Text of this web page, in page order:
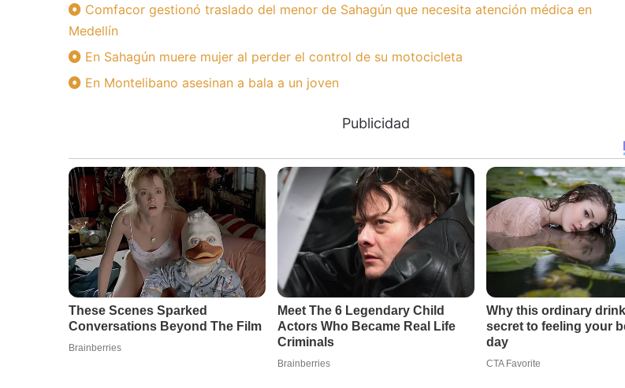
Comfacor gestionó traslado del menor de Sahagún que necesita atención médica en
Medellín
En Sahagún muere mujer al perder el control de su motocicleta
En Montelibano asesinan a bala a un joven
Publicidad